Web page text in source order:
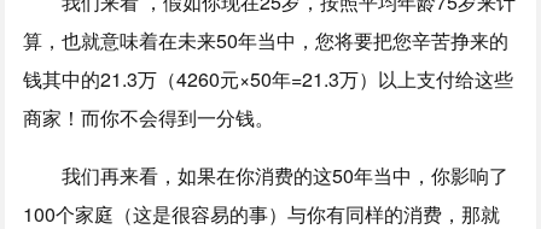
算，也就意味着在未来50年当中，您将要把您辛苦挣来的
钱其中的21.3万（4260元×50年=21.3万）以上支付给这些
商家！而你不会得到一分钱。
我们再来看，如果在你消费的这50年当中，你影响了
100个家庭（这是很容易的事）与你有同样的消费，那就